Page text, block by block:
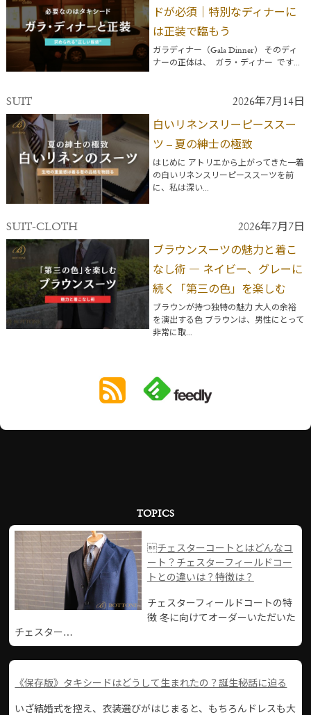
ドが必須｜特別なディナーに
は正装で臨もう
ガラディナー（Gala Dinner） そのディ
ナーの正体は、 ガラ・ディナー です...
SUIT 2026年7月14日
白いリネンスリーピーススー
ツ – 夏の紳士の極致
はじめに アトリエから上がってきた一着
の白いリネンスリーピーススーツを前
に、私は深い...
SUIT-CLOTH 2026年7月7日
ブラウンスーツの魅力と着こ
なし術 ― ネイビー、グレーに
続く「第三の色」を楽しむ
ブラウンが持つ独特の魅力 大人の余裕
を演出する色 ブラウンは、男性にとって
非常に取...
TOPICS
チェスターコートとはどんなコ
ート？チェスターフィールドコー
トとの違いは？特徴は？
チェスターフィールドコートの特
徴 冬に向けてオーダーいただいた
チェスター…
《保存版》タキシードはどうして生まれたの？誕生秘話に迫る
いざ結婚式を控え、衣装選びがはじまると、もちろんドレスも大